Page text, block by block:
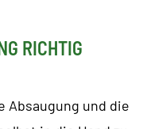
RICHTIG
Absaugung und die